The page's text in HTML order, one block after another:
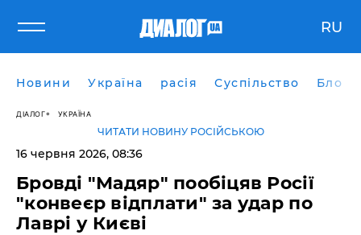
RU
Новини Україна расія Суспільство Блоги
ДІАЛОГ УКРАЇНА
ЧИТАТИ НОВИНУ РОСІЙСЬКОЮ
16 червня 2026, 08:36
Бровді "Мадяр" пообіцяв Росії
"конвеєр відплати" за удар по
Лаврі у Києві